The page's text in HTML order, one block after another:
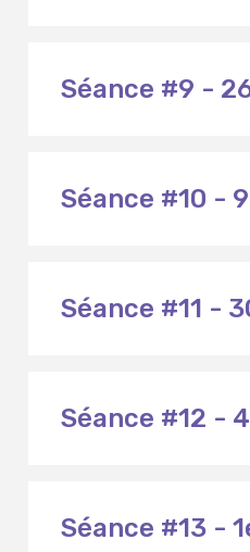
Séance #9 -
Séance #10 -
Séance #11 -
Séance #12 -
Séance #13 -